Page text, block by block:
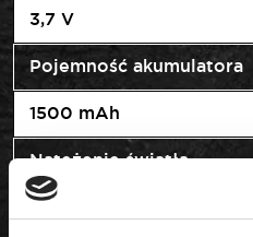
3,7 V
Pojemność akumulatora
1500 mAh
Natężenie światła
100 lm, 300 lm